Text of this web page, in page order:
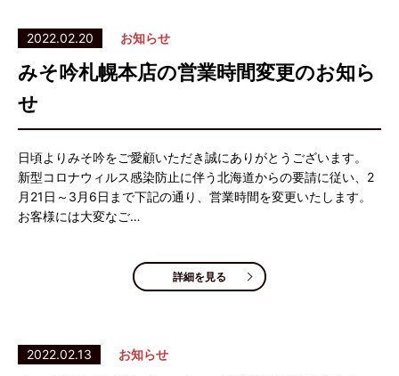
2022.02.20 お知らせ
みそ吟札幌本店の営業時間変更のお知ら
せ
日頃よりみそ吟をご愛顧いただき誠にありがとうございます。
新型コロナウィルス感染防止に伴う北海道からの要請に従い、2
月21日～3月6日まで下記の通り、営業時間を変更いたします。
お客様には大変なご…
詳細を見る
2022.02.13 お知らせ